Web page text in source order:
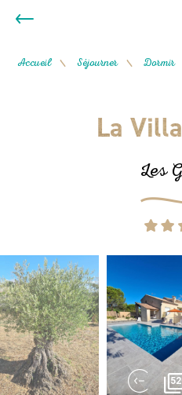
Accueil / Séjourner / Dormir
La
Les
52